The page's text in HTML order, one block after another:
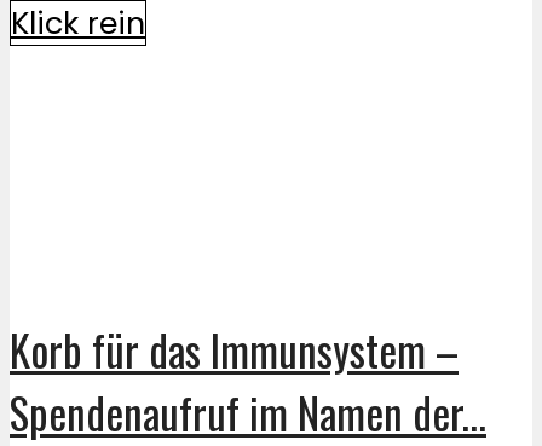
Klick rein
Korb für das Immunsystem –
Spendenaufruf im Namen der...